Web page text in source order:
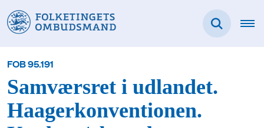
FOB 95.191
Samværsret i udlandet.
Haagerkonventionen.